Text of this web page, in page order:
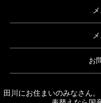
田川にお住まいのみなさん
お